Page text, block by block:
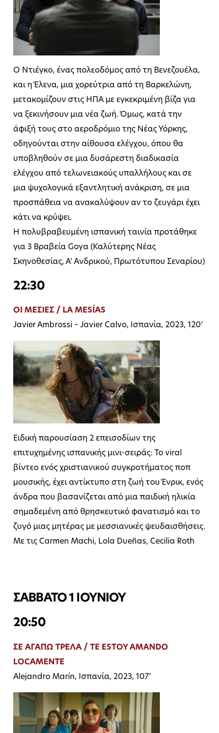
Ο Ντιέγκο, ένας πολεοδόμος από τη Βενεζουέλα,
και η Έλενα, μια χορεύτρια από τη Βαρκελώνη,
μετακομίζουν στις ΗΠΑ με εγκεκριμένη βίζα για
να ξεκινήσουν μια νέα ζωή. Όμως, κατά την
άφιξή τους στο αεροδρόμιο της Νέας Υόρκης,
οδηγούνται στην αίθουσα ελέγχου, όπου θα
υποβληθούν σε μια δυσάρεστη διαδικασία
ελέγχου από τελωνειακούς υπαλλήλους και σε
μια ψυχολογικά εξαντλητική ανάκριση, σε μια
προσπάθεια να ανακαλύψουν αν το ζευγάρι έχει
κάτι να κρύψει.
Η πολυβραβευμένη ισπανική ταινία προτάθηκε
για 3 Βραβεία Goya (Καλύτερης Νέας
Σκηνοθεσίας, Α’ Ανδρικού, Πρωτότυπου Σεναρίου)
22:30
ΟΙ ΜΕΣΙΕΣ / LA MESÍAS
Javier Ambrossi – Javier Calvo, Ισπανία, 2023, 120’
Ειδική παρουσίαση 2 επεισοδίων της
επιτυχημένης ισπανικής μινι-σειράς: Το viral
βίντεο ενός χριστιανικού συγκροτήματος ποπ
μουσικής, έχει αντίκτυπο στη ζωή του Ένρικ, ενός
άνδρα που βασανίζεται από μια παιδική ηλικία
σημαδεμένη από θρησκευτικό φανατισμό και το
ζυγό μιας μητέρας με μεσσιανικές ψευδαισθήσεις.
Με τις Carmen Machi, Lola Dueñas, Cecilia Roth
ΣΑΒΒΑΤΟ 1 ΙΟΥΝΙΟΥ
20:50
ΣΕ ΑΓΑΠΩ ΤΡΕΛΑ / TE ESTOY AMANDO
LOCAMENTE
Alejandro Marín, Ισπανία, 2023, 107’